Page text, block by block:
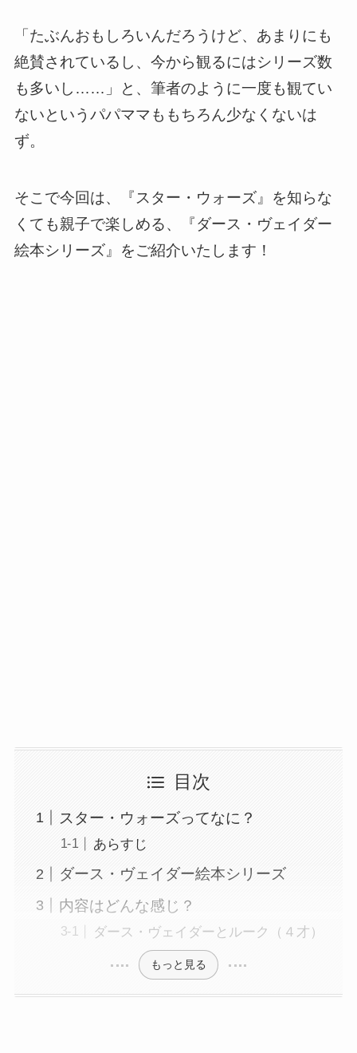
「たぶんおもしろいんだろうけど、あまりにも
絶賛されているし、今から観るにはシリーズ数
も多いし……」と、筆者のように一度も観てい
ないというパパママももちろん少なくないは
ず。
そこで今回は、『スター・ウォーズ』を知らな
くても親子で楽しめる、『ダース・ヴェイダー
絵本シリーズ』をご紹介いたします！
目次
スター・ウォーズってなに？
あらすじ
ダース・ヴェイダー絵本シリーズ
内容はどんな感じ？
ダース・ヴェイダーとルーク（４才）
もっと見る